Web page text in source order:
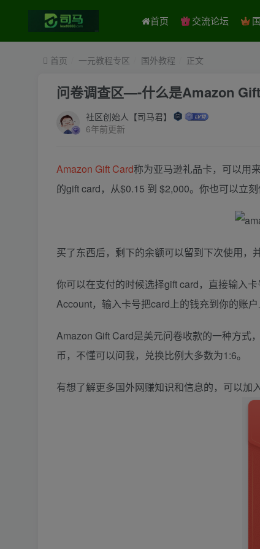
首页 交流论坛
首页 一元教程专区 国外教程 正文
问卷调查区—-什么是Amazon Gift
社区创始人【司马君】
6年前更新
Amazon Gift Card称为亚马逊礼品卡，可以用
的gift card，从$0.15 到 $2,000。你也可以立
买了东西后，剩下的余额可以留到下次使用，
你可以在支付的时候选择gift card，直接输入
Account，输入卡号把card上的钱充到你的账
Amazon Gift Card是美元问卷收款的一种方式
币，不懂可以问我，兑换比例大多数为1:6。
有想了解更多国外网赚知识和信息的，可以加